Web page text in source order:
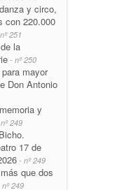
y circo,
con 220.000
251
la
- nº 250
mayor
Don Antonio
y
249
17 de
- nº 249
que dos
nº 249